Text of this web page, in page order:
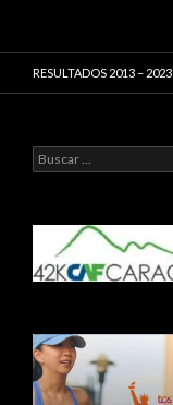
eventos deportivos
RESULTADOS 2013 – 2023
Buscar: